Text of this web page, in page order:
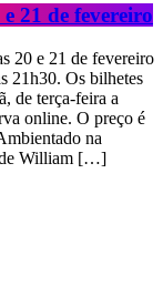
21 de fevereiro
20 e 21 de fevereiro
21h30. Os bilhetes
de terça-feira a
online. O preço é
na
de William […]